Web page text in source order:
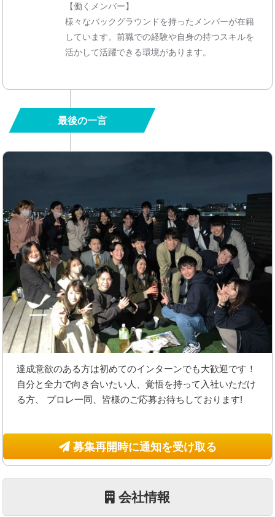
【働くメンバー】
様々なバックグラウンドを持ったメンバーが在籍
しています。前職での経験や自身の持つスキルを
活かして活躍できる環境があります。
最後の一言
達成意欲のある方は初めてのインターンでも大歓迎です！
自分と全力で向き合いたい人、覚悟を持って入社いただけ
る方、 プロレ一同、皆様のご応募お待ちしております!
募集再開時に通知を受け取る
会社情報